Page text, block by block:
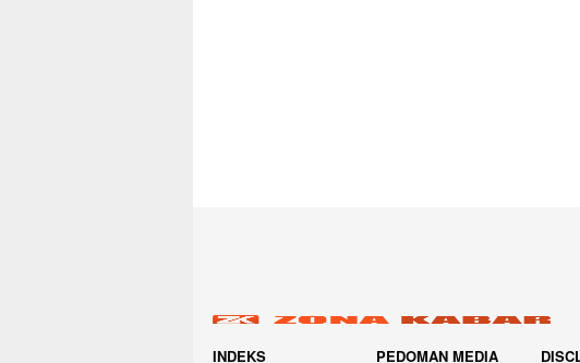
INDEKS PEDOMAN MEDIA